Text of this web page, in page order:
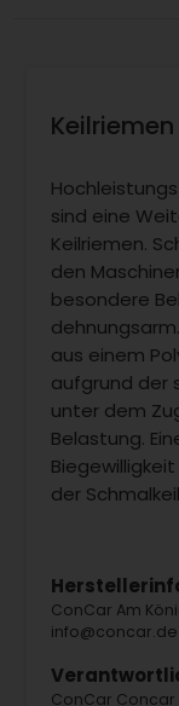
sind eine
Keilriemen.
den
besondere
aus einem
aufgrund der
unter dem
Belastung.
der
ConCar Am
info@concar.de
ConCar Concar